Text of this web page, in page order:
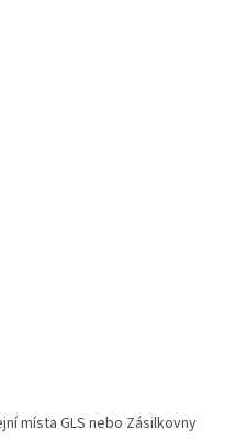
místa GLS nebo Zásilkovny